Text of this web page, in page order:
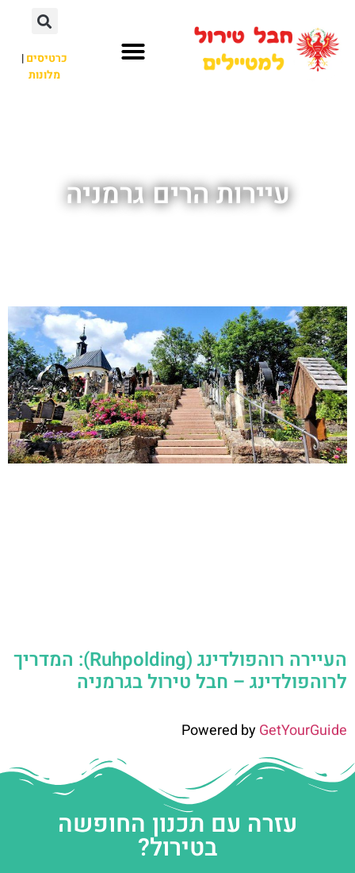
כרטיסים|
מלונות
עיירות הרים גרמניה
העיירה רוהפולדינג (Ruhpolding): המדריך
לרוהפולדינג – חבל טירול בגרמניה
Powered byGetYourGuide
עזרה עם תכנון החופשה
בטירול?